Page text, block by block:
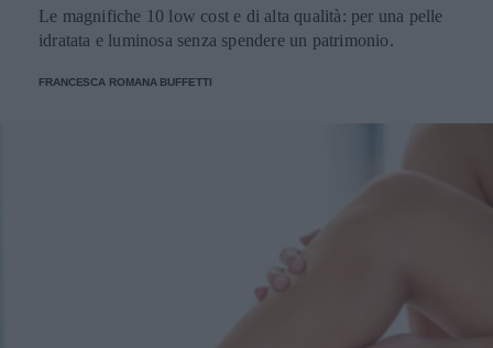
Le magnifiche 10 low cost e di alta qualità: per una pelle
idratata e luminosa senza spendere un patrimonio.
FRANCESCA ROMANA BUFFETTI